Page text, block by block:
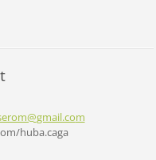
gmail.com
huba.caga